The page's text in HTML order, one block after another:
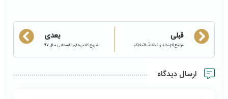
قبلی
مَوْضِعَ الرِّسَالَةِ وَ مُخْتَلَفُ الْمَلَائِكَةِ
بعدی
شروع کلاس‌های تابستانی سال 97
ارسال دیدگاه